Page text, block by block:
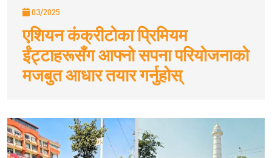
03/2025
एशियन कंक्रीटोका प्रिमियम
ईंट्टाहरूसँग आफ्नो सपना परियोजनाको
मजबुत आधार तयार गर्नुहोस्